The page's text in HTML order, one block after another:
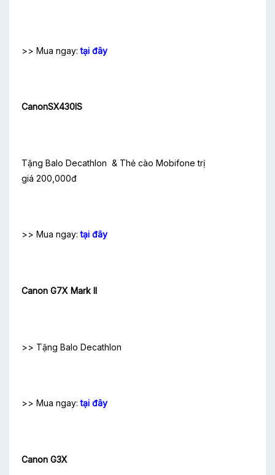
>> Mua ngay:tại đây
CanonSX430IS
Tặng Balo Decathlon & Thẻ cào Mobifone trị
giá 200,000đ
>> Mua ngay:tại đây
Canon G7X Mark II
>> Tặng Balo Decathlon
>> Mua ngay:tại đây
Canon G3X